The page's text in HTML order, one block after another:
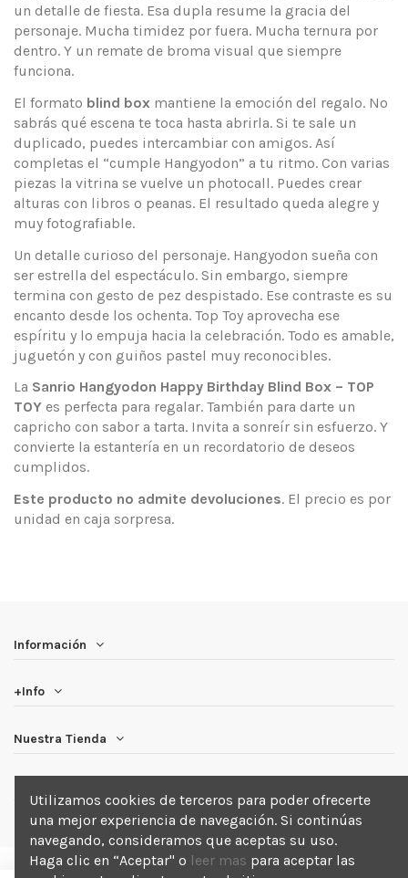
un detalle de fiesta. Esa dupla resume la gracia del
personaje. Mucha timidez por fuera. Mucha ternura por
dentro. Y un remate de broma visual que siempre
funciona.
El formato blind box mantiene la emoción del regalo. No
sabrás qué escena te toca hasta abrirla. Si te sale un
duplicado, puedes intercambiar con amigos. Así
completas el “cumple Hangyodon” a tu ritmo. Con varias
piezas la vitrina se vuelve un photocall. Puedes crear
alturas con libros o peanas. El resultado queda alegre y
muy fotografiable.
Un detalle curioso del personaje. Hangyodon sueña con
ser estrella del espectáculo. Sin embargo, siempre
termina con gesto de pez despistado. Ese contraste es su
encanto desde los ochenta. Top Toy aprovecha ese
espíritu y lo empuja hacia la celebración. Todo es amable,
juguetón y con guiños pastel muy reconocibles.
La Sanrio Hangyodon Happy Birthday Blind Box – TOP
TOY es perfecta para regalar. También para darte un
capricho con sabor a tarta. Invita a sonreír sin esfuerzo. Y
convierte la estantería en un recordatorio de deseos
cumplidos.
Este producto no admite devoluciones. El precio es por
unidad en caja sorpresa.
Información
+Info
Nuestra Tienda
Utilizamos cookies de terceros para poder ofrecerte
una mejor experiencia de navegación. Si continúas
navegando, consideramos que aceptas su uso.
Haga clic en “Aceptar" o leer mas para aceptar las